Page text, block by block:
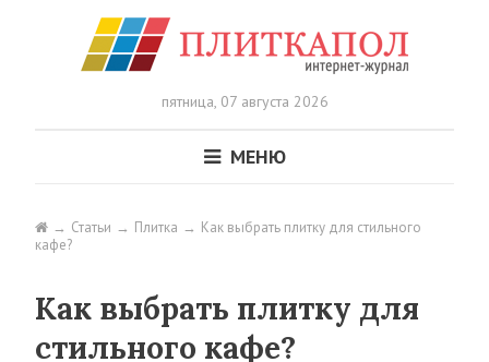
пятница,07 августа 2026
МЕНЮ
Статьи Плитка
Как выбрать плитку для стильного
кафе?
Как выбрать плитку для
стильного кафе?